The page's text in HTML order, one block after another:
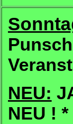
NEU:
NEU ! *